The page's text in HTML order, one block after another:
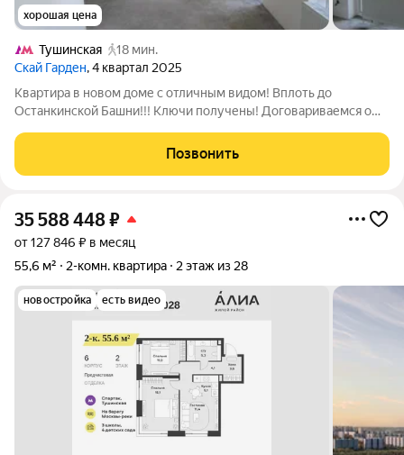
хорошая цена
Тушинская
18 мин.
Скай Гарден, 4 квартал 2025
Квартира в новом доме с отличным видом! Вплоть до
Останкинской Башни!!! Ключи получены! Договариваемся о
Два сан. узла. - Под чистовая
Позвонить
35 588 448₽
от 127 846 ₽ в месяц
55,6 м²
2-комн. квартира 2 этаж из 28
новостройка есть видео